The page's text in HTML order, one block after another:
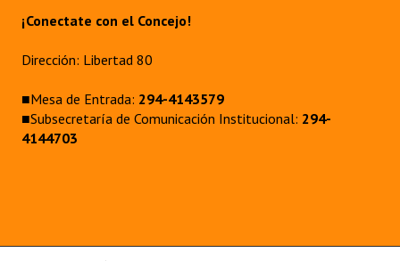
¡Conectate con el Concejo!
Dirección: Libertad 80
■Mesa de Entrada: 294-4143579
■Subsecretaría de Comunicación Institucional: 294-
4144703